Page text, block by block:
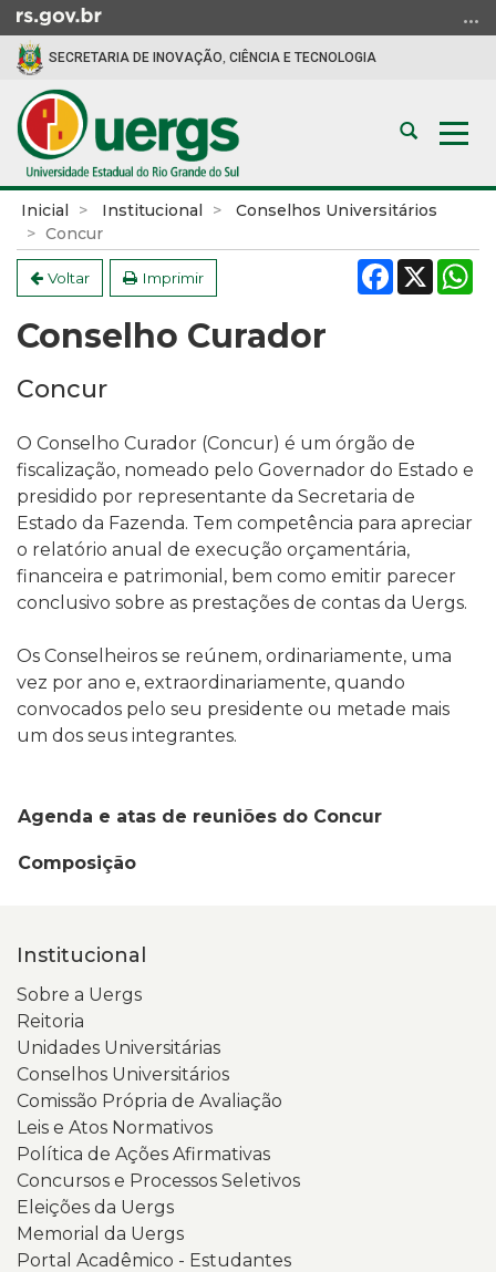
para
conteúdo
para
menu
para
busca
SECRETARIA DE INOVAÇÃO, CIÊNCIA E TECNOLOGIA
Abrir
busca
Início
conteúdo
Inicial Institucional
Conselhos Universitários
Concur
Voltar Imprimir Facebook
X
Conselho Curador
Concur
O Conselho Curador (Concur) é um órgão de
fiscalização, nomeado pelo Governador do Estado e
presidido por representante da Secretaria de
Estado da Fazenda. Tem competência para apreciar
o relatório anual de execução orçamentária,
financeira e patrimonial, bem como emitir parecer
conclusivo sobre as prestações de contas da Uergs.
Os Conselheiros se reúnem, ordinariamente, uma
vez por ano e, extraordinariamente, quando
convocados pelo seu presidente ou metade mais
um dos seus integrantes.
Agenda e atas de reuniões do Concur
Composição
Institucional
Sobre a Uergs
Reitoria
Unidades Universitárias
Conselhos Universitários
Comissão Própria de Avaliação
Leis e Atos Normativos
Política de Ações Afirmativas
Concursos e Processos Seletivos
Eleições da Uergs
Memorial da Uergs
Portal Acadêmico - Estudantes